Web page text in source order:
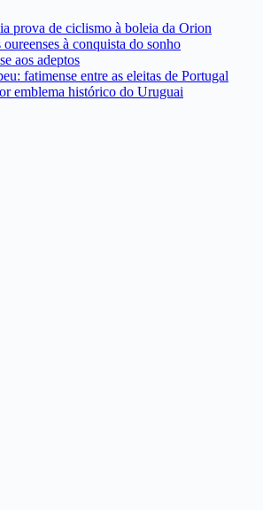
prova de ciclismo à boleia da Orion
à conquista do sonho
aos adeptos
fatimense entre as eleitas de Portugal
emblema histórico do Uruguai